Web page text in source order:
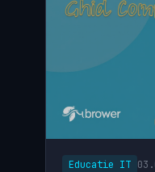
Educatie IT